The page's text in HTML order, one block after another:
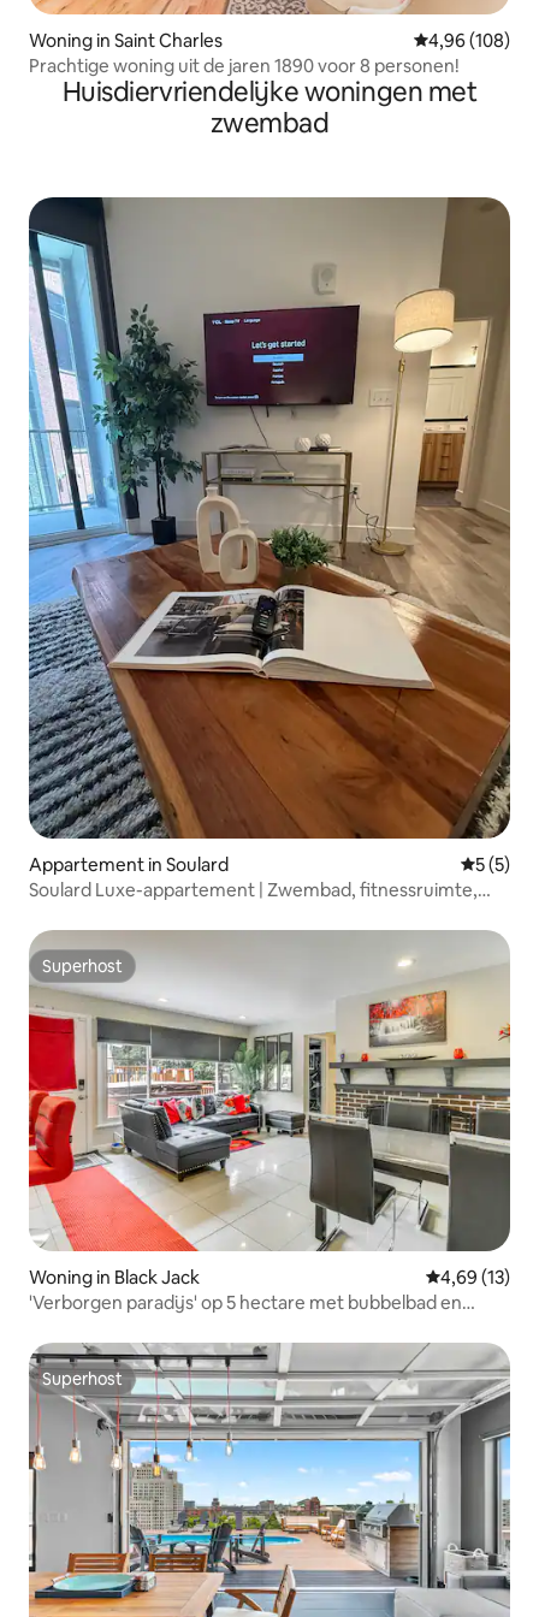
Woning in Saint Charles Gemiddelde
4,96 (108)
Prachtige woning uit de jaren 1890 voor 8 personen!
Huisdiervriendelijke woningen met
zwembad
Appartement in Soulard
5 (5)
Soulard Luxe-appartement | Zwembad, fitnessruimte,
Superhost
Superhost
Woning in Black Jack Gemiddelde
4,69 (13)
'Verborgen paradijs' op 5 hectare met bubbelbad en
Superhost
Superhost